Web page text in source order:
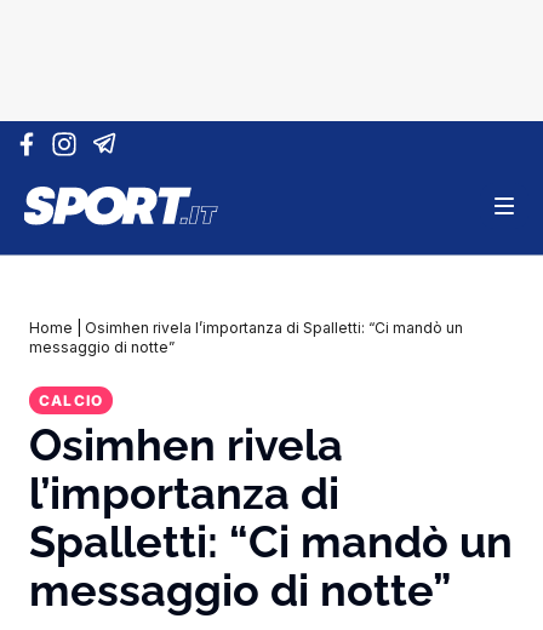
Vai al contenuto
Home
Osimhen rivela l’importanza di Spalletti: “Ci mandò un
messaggio di notte”
CALCIO
Osimhen rivela
l’importanza di
Spalletti: “Ci mandò un
messaggio di notte”